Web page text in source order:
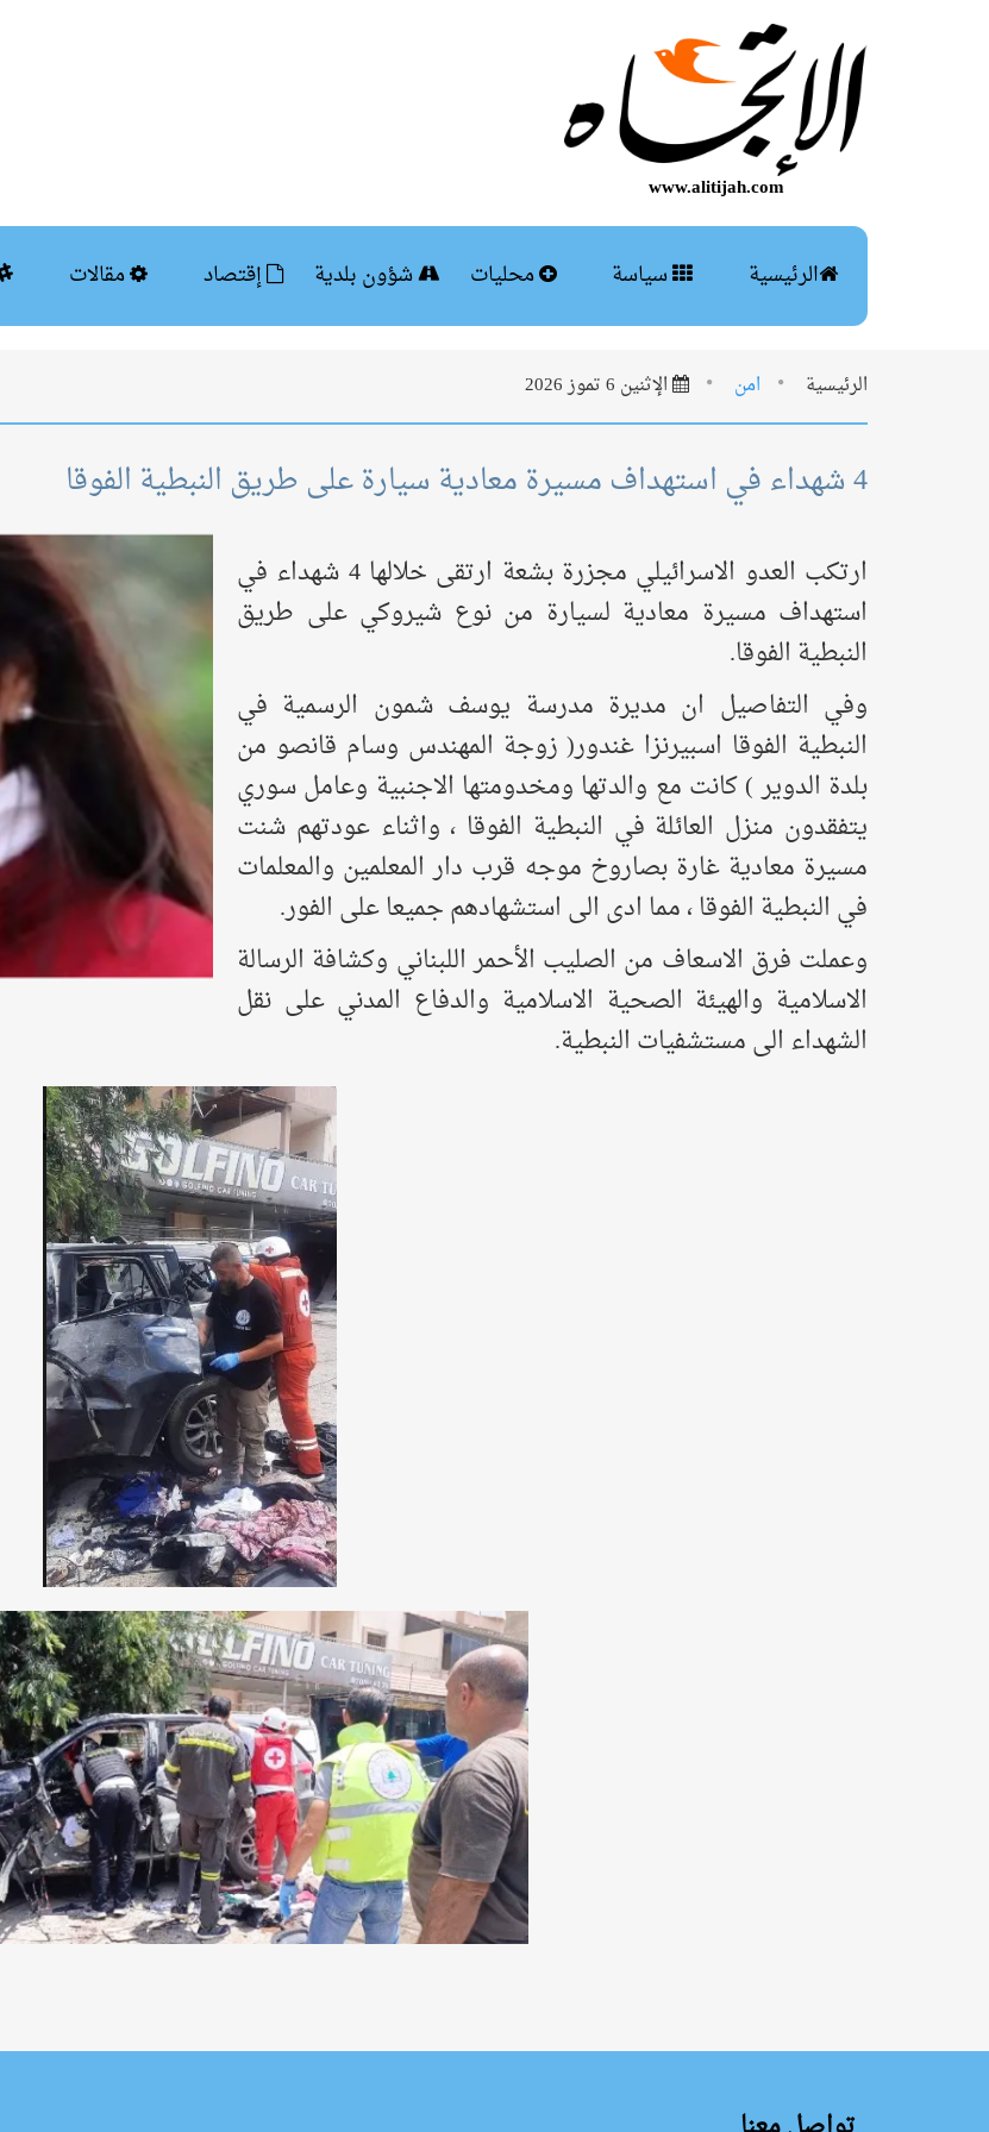
www.alitijah.com
الرئيسية سياسة محليات شؤون بلدية إقتصاد مقالات
الرئيسية امن الإثنين 6 تموز 2026
4 شهداء في استهداف مسيرة معادية سيارة على طريق النبطية الفوقا
ارتكب العدو الاسرائيلي مجزرة بشعة ارتقى خلالها 4 شهداء في
استهداف مسيرة معادية لسيارة من نوع شيروكي على طريق
النبطية الفوقا.
وفي التفاصيل ان مديرة مدرسة يوسف شمون الرسمية في
النبطية الفوقا اسبيرنزا غندور( زوجة المهندس وسام قانصو من
بلدة الدوير ) كانت مع والدتها ومخدومتها الاجنبية وعامل سوري
يتفقدون منزل العائلة في النبطية الفوقا ، واثناء عودتهم شنت
مسيرة معادية غارة بصاروخ موجه قرب دار المعلمين والمعلمات
في النبطية الفوقا ، مما ادى الى استشهادهم جميعا على الفور.
وعملت فرق الاسعاف من الصليب الأحمر اللبناني وكشافة الرسالة
الاسلامية والهيئة الصحية الاسلامية والدفاع المدني على نقل
الشهداء الى مستشفيات النبطية.